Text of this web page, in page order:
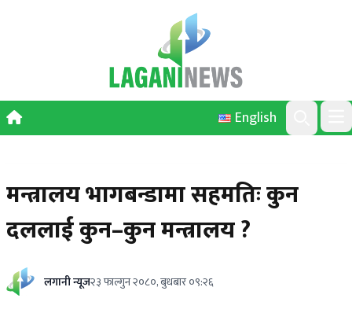
English
Search
मन्त्रालय भागबन्डामा सहमतिः कुन
दललाई कुन–कुन मन्त्रालय ?
लगानी न्यूज२३ फाल्गुन २०८०, बुधबार ०९:२६